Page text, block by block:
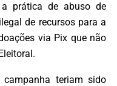
prática de abuso de
de recursos para a
via Pix que não
teriam sido